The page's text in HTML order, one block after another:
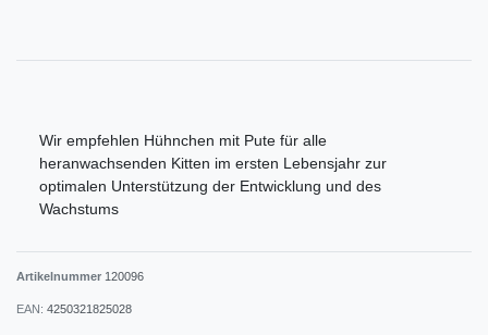
Wir empfehlen Hühnchen mit Pute für alle
heranwachsenden Kitten im ersten Lebensjahr zur
optimalen Unterstützung der Entwicklung und des
Wachstums
Artikelnummer 120096
EAN: 4250321825028